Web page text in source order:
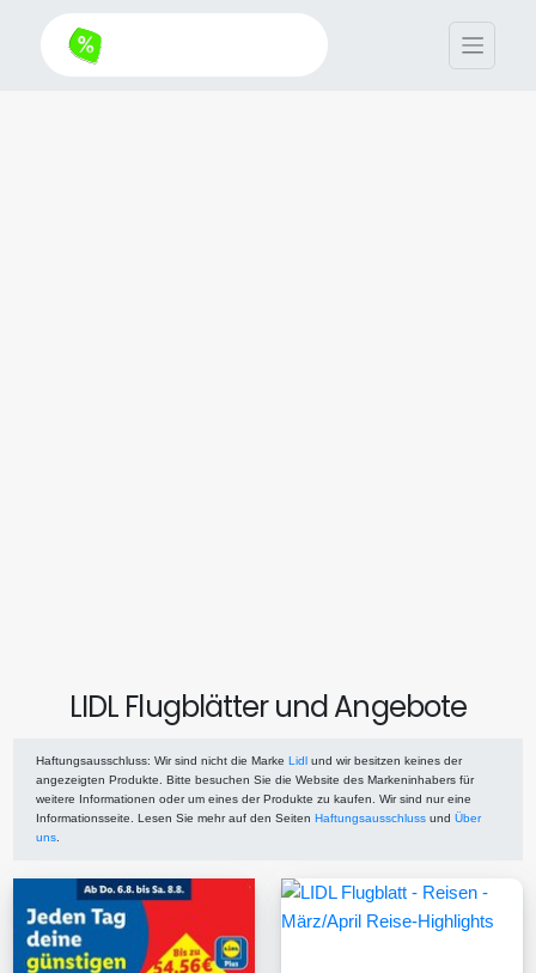
LIDL Flugblätter und Angebote
Haftungsausschluss: Wir sind nicht die Marke Lidl und wir besitzen keines der
angezeigten Produkte. Bitte besuchen Sie die Website des Markeninhabers für
weitere Informationen oder um eines der Produkte zu kaufen. Wir sind nur eine
Informationsseite. Lesen Sie mehr auf den Seiten Haftungsausschluss und Über
uns